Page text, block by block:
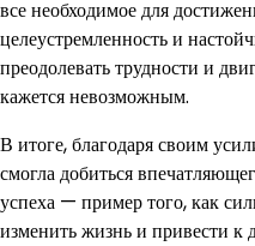
все необходимое для
целеустремленность и
преодолевать трудности и
кажется невозможным.
В итоге, благодаря своим
смогла добиться
успеха — пример того, как
изменить жизнь и привести